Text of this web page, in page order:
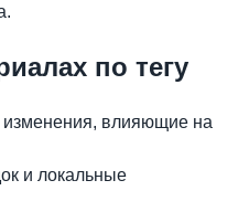
по тегу
изменения, влияющие на
и локальные